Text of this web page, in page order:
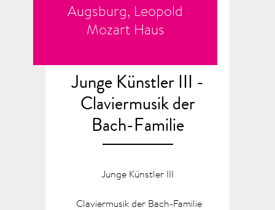
Augsburg, Leopold
Mozart Haus
Junge Künstler III -
Claviermusik der
Bach-Familie
Junge Künstler III
Claviermusik der Bach-Familie